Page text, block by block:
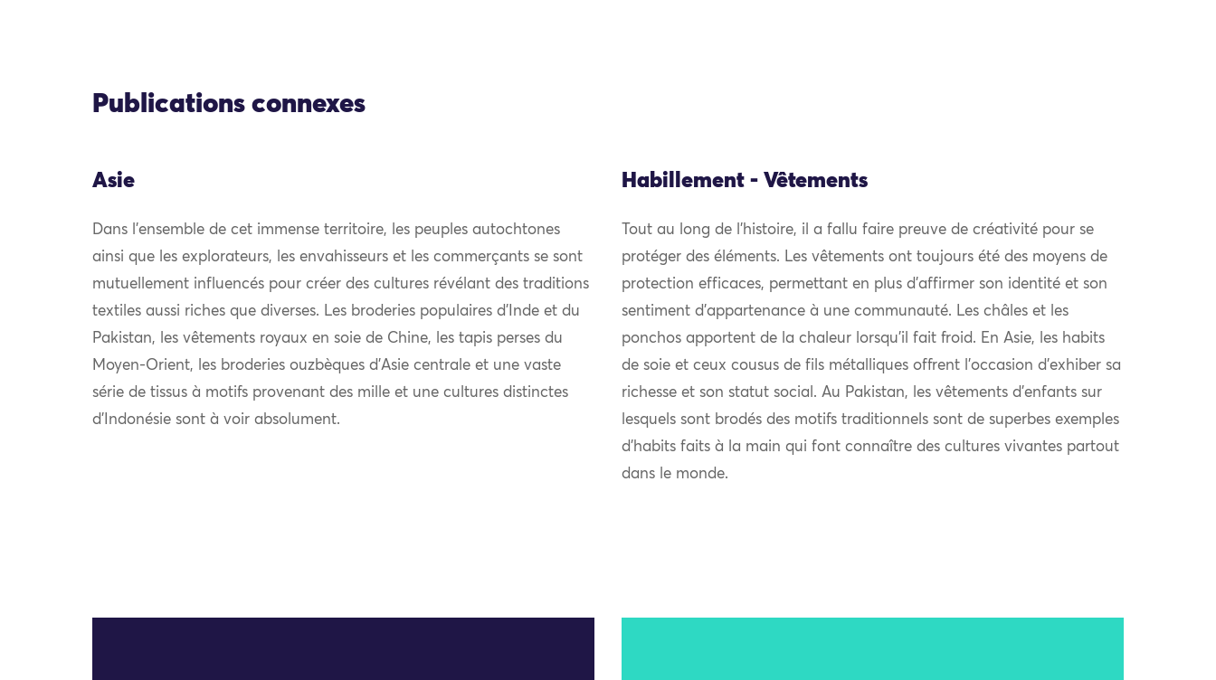
Publications connexes
Asie
Dans l’ensemble de cet immense territoire, les peuples autochtones
ainsi que les explorateurs, les envahisseurs et les commerçants se sont
mutuellement influencés pour créer des cultures révélant des traditions
textiles aussi riches que diverses. Les broderies populaires d’Inde et du
Pakistan, les vêtements royaux en soie de Chine, les tapis perses du
Moyen-Orient, les broderies ouzbèques d’Asie centrale et une vaste
série de tissus à motifs provenant des mille et une cultures distinctes
d’Indonésie sont à voir absolument.
Habillement - Vêtements
Tout au long de l’histoire, il a fallu faire preuve de créativité pour se
protéger des éléments. Les vêtements ont toujours été des moyens de
protection efficaces, permettant en plus d’affirmer son identité et son
sentiment d’appartenance à une communauté. Les châles et les
ponchos apportent de la chaleur lorsqu’il fait froid. En Asie, les habits
de soie et ceux cousus de fils métalliques offrent l’occasion d’exhiber sa
richesse et son statut social. Au Pakistan, les vêtements d’enfants sur
lesquels sont brodés des motifs traditionnels sont de superbes exemples
d’habits faits à la main qui font connaître des cultures vivantes partout
dans le monde.